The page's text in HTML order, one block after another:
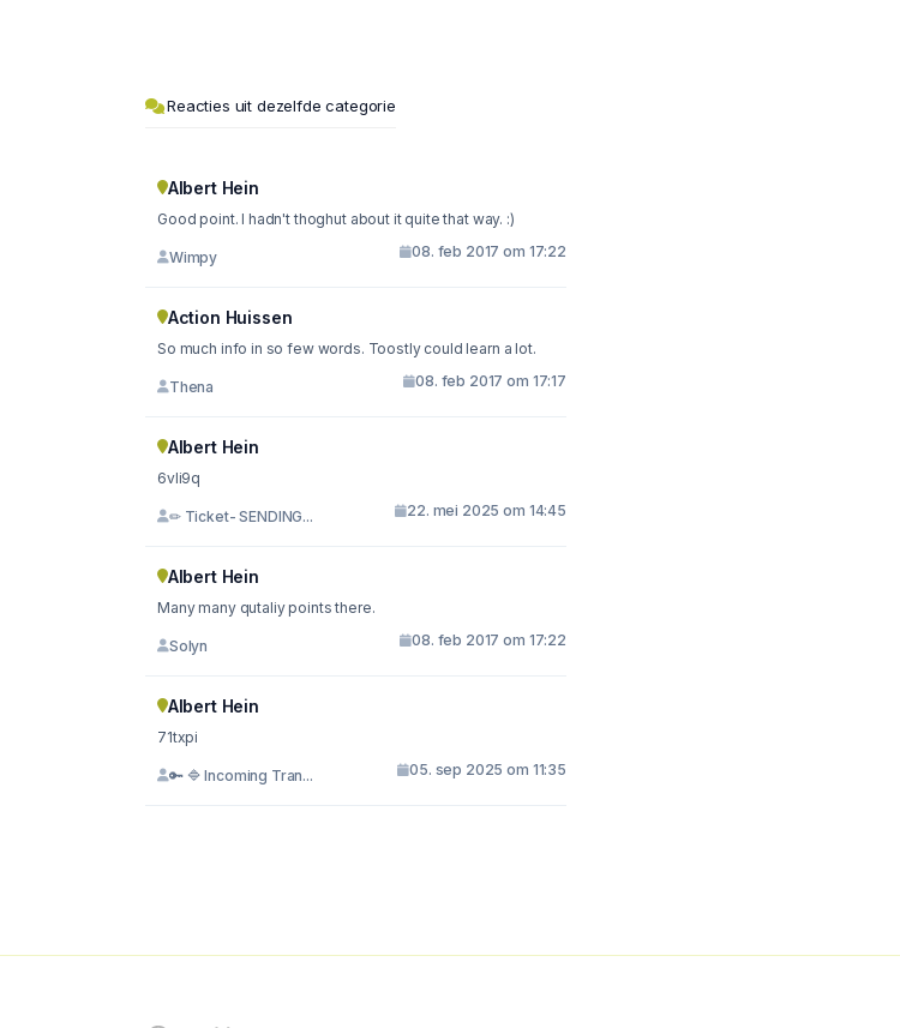
Reacties uit dezelfde categorie
Albert Hein
Good point. I hadn't thoghut about it quite that way. :)
Wimpy 08. feb 2017 om 17:22
Action Huissen
So much info in so few words. Toostly could learn a lot.
Thena 08. feb 2017 om 17:17
Albert Hein
6vli9q
✏ Ticket- SENDING... 22. mei 2025 om 14:45
Albert Hein
Many many qutaliy points there.
Solyn 08. feb 2017 om 17:22
Albert Hein
71txpi
🔑 🔷 Incoming Tran... 05. sep 2025 om 11:35